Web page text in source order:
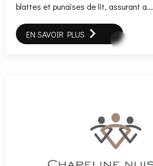
blattes et punaises de lit, assurant a...
EN SAVOIR PLUS